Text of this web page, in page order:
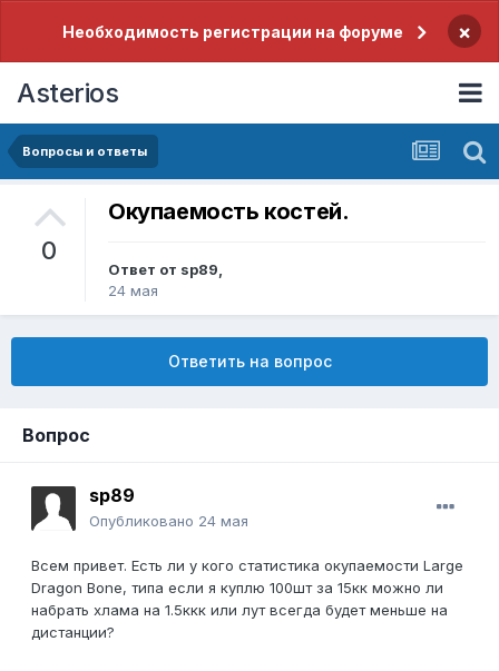
Необходимость регистрации на форуме ×
Asterios
Вопросы и ответы
0
Окупаемость костей.
Ответ от sp89,
24 мая
Ответить на вопрос
Вопрос
sp89
Опубликовано 24 мая
Всем привет. Есть ли у кого статистика окупаемости Large
Dragon Bone, типа если я куплю 100шт за 15кк можно ли
набрать хлама на 1.5ккк или лут всегда будет меньше на
дистанции?